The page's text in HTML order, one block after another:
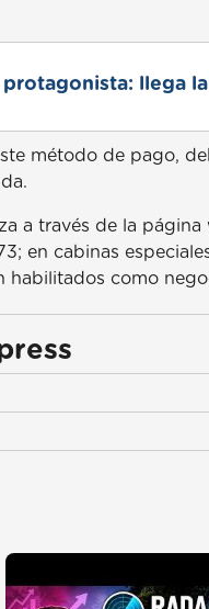
llega
método de pago,
a través de la
en cabinas
como